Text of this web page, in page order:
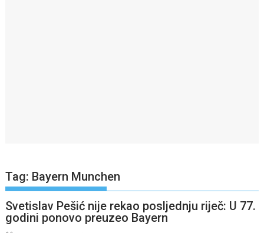
Tag: Bayern Munchen
Svetislav Pešić nije rekao posljednju riječ: U 77.
godini ponovo preuzeo Bayern